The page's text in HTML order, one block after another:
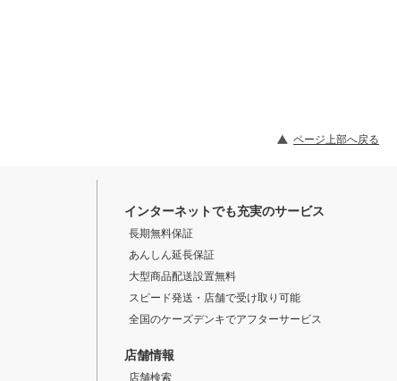
ページ上部へ戻る
インターネットでも充実のサービス
長期無料保証
あんしん延長保証
大型商品配送設置無料
スピード発送・店舗で受け取り可能
全国のケーズデンキでアフターサービス
店舗情報
店舗検索